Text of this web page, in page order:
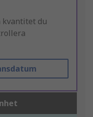
kvantitet du